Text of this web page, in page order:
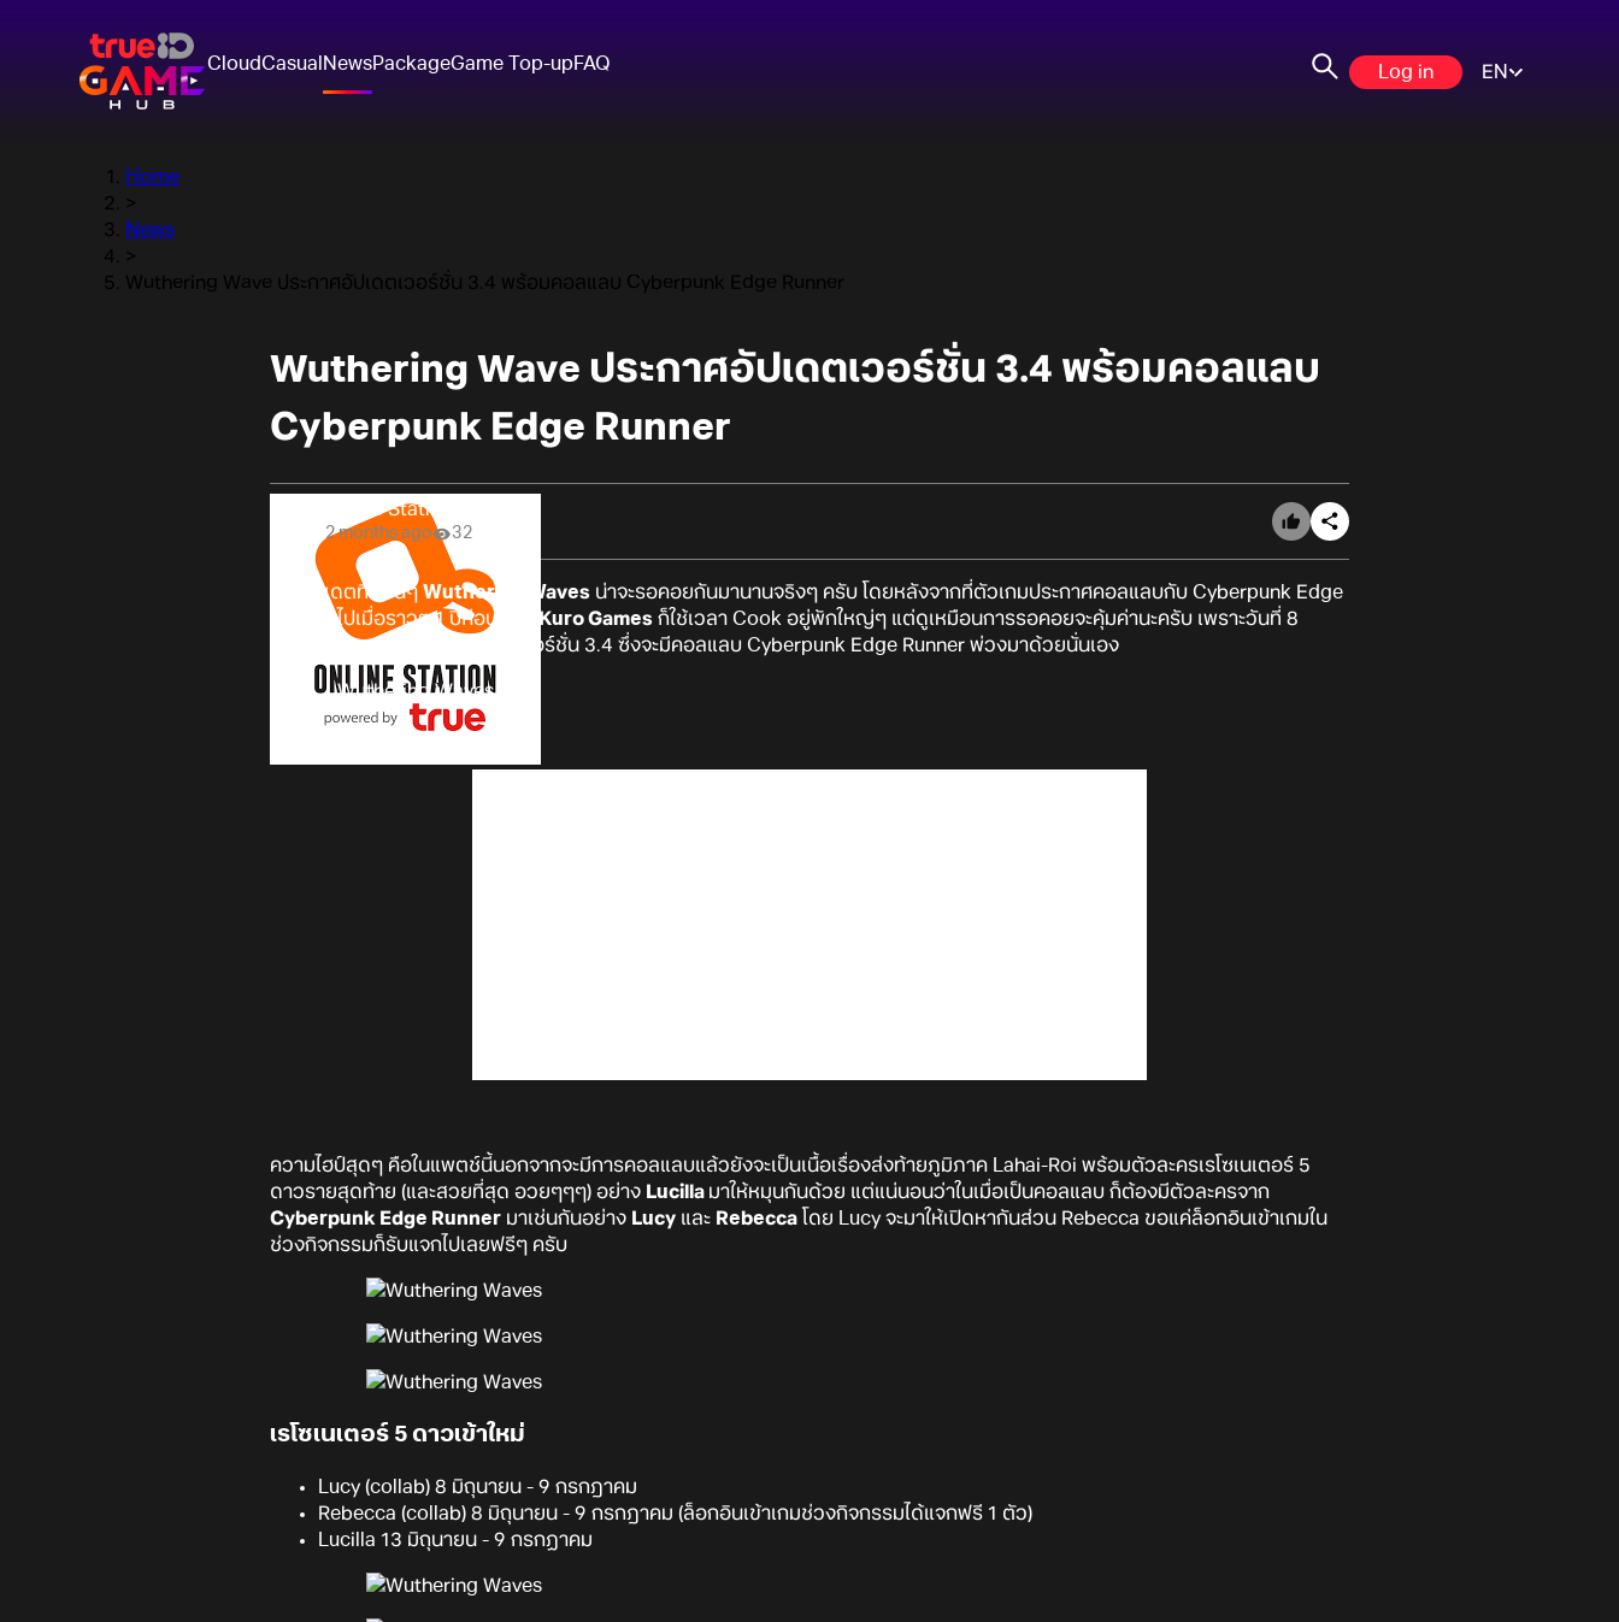
CloudCasual NewsPackageGame Top-upFAQ Log in EN
Home
>
News
>
Wuthering Wave ประกาศอัปเดตเวอร์ชั่น 3.4 พร้อมคอลแลบ Cyberpunk Edge Runner
Wuthering Wave ประกาศอัปเดตเวอร์ชั่น 3.4 พร้อมคอลแลบ
Cyberpunk Edge Runner
Online Station
2 months ago 32
เป็นอัปเดตที่แฟนๆ Wuthering Waves น่าจะรอคอยกันมานานจริงๆ ครับ โดยหลังจากที่ตัวเกมประกาศคอลแลบกับ Cyberpunk Edge
Runner ไปเมื่อราวๆ 1 ปีก่อน ทาง
Kuro Games ก็ใช้เวลา Cook อยู่พักใหญ่ๆ แต่ดูเหมือนการรอคอยจะคุ้มค่านะครับ เพราะวันที่ 8
มิถุนายนตัวเกมจะมีการอัปเดตเวอร์ชั่น 3.4 ซึ่งจะมีคอลแลบ Cyberpunk Edge Runner พ่วงมาด้วยนั่นเอง
ความไฮป์สุดๆ คือในแพตช์นี้นอกจากจะมีการคอลแลบแล้วยังจะเป็นเนื้อเรื่องส่งท้ายภูมิภาค Lahai-Roi พร้อมตัวละครเรโซเนเตอร์ 5
ดาวรายสุดท้าย (และสวยที่สุด อวยๆๆๆ) อย่าง Lucilla มาให้หมุนกันด้วย แต่แน่นอนว่าในเมื่อเป็นคอลแลบ ก็ต้องมีตัวละครจาก
Cyberpunk Edge Runner มาเช่นกันอย่าง Lucy และ Rebecca โดย Lucy จะมาให้เปิดหากันส่วน Rebecca ขอแค่ล็อกอินเข้าเกมใน
ช่วงกิจกรรมก็รับแจกไปเลยฟรีๆ ครับ
เรโซเนเตอร์ 5 ดาวเข้าใหม่
Lucy (collab) 8 มิถุนายน - 9 กรกฎาคม
Rebecca (collab) 8 มิถุนายน - 9 กรกฎาคม (ล็อกอินเข้าเกมช่วงกิจกรรมได้แจกฟรี 1 ตัว)
Lucilla 13 มิถุนายน - 9 กรกฏาคม